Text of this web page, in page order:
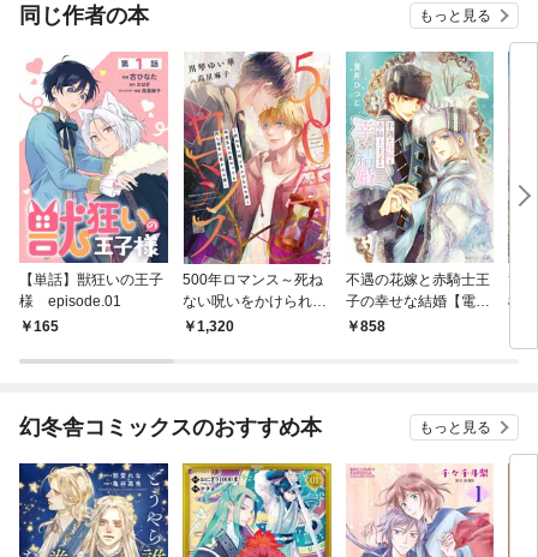
同じ作者の本 もっと見る
【単話】獣狂いの王子
様 episode.01
165
500年ロマンス～死ね
ない呪いをかけられた
僕と何度生まれ変わっ
1,320
不遇の花嫁と赤騎士王
子の幸せな結婚【電子
特別版】
858
ひ
檻
ろ
幻冬舎コミックスのおすすめ本 もっと見る